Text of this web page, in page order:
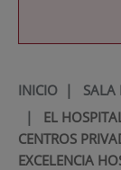
INICIO| SALA
| EL
CENTROS
EXCELENCIA